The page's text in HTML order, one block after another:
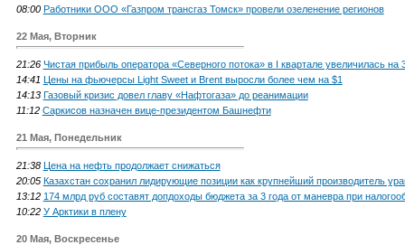
08:00 Работники ООО «Газпром трансгаз Томск» провели озеленение регионов
22 Мая, Вторник
21:26 Чистая прибыль оператора «Северного потока» в I квартале увеличилась на
14:41 Цены на фьючерсы Light Sweet и Brent выросли более чем на $1
14:13 Газовый кризис довел главу «Нафтогаза» до реанимации
11:12 Саркисов назначен вице-президентом Башнефти
21 Мая, Понедельник
21:38 Цена на нефть продолжает снижаться
20:05 Казахстан сохранил лидирующие позиции как крупнейший производитель
13:12 174 млрд руб составят допдоходы бюджета за 3 года от маневра при
10:22 У Арктики в плену
20 Мая, Воскресенье